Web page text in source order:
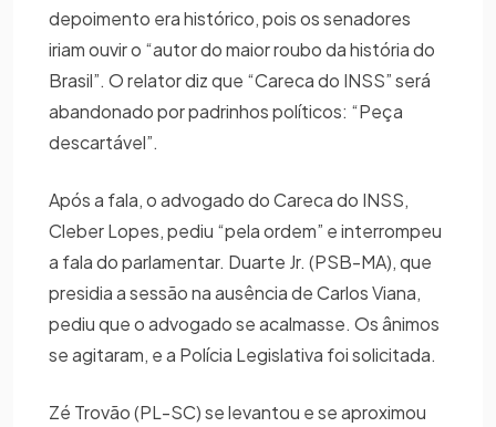
depoimento era histórico, pois os senadores
iriam ouvir o “autor do maior roubo da história do
Brasil”. O relator diz que “Careca do INSS” será
abandonado por padrinhos políticos: “Peça
descartável”.
Após a fala, o advogado do Careca do INSS,
Cleber Lopes, pediu “pela ordem” e interrompeu
a fala do parlamentar. Duarte Jr. (PSB-MA), que
presidia a sessão na ausência de Carlos Viana,
pediu que o advogado se acalmasse. Os ânimos
se agitaram, e a Polícia Legislativa foi solicitada.
Zé Trovão (PL-SC) se levantou e se aproximou